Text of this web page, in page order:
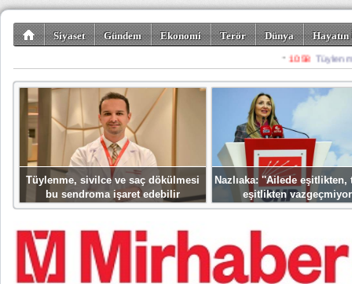
Siyaset Gündem Ekonomi Terör Dünya
Spor Misafir
Tüylenme, sivilce ve saç dökülmesi
bu sendroma işaret edebilir
Nazlıaka: ''Ailede eşitlikten,
eşitlikten